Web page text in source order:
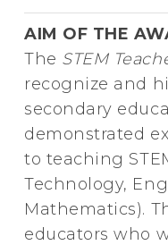
AIM OF THE
The STEM
recognize and
secondary
demonstrated
to teaching
Technology,
Mathematics).
educators who